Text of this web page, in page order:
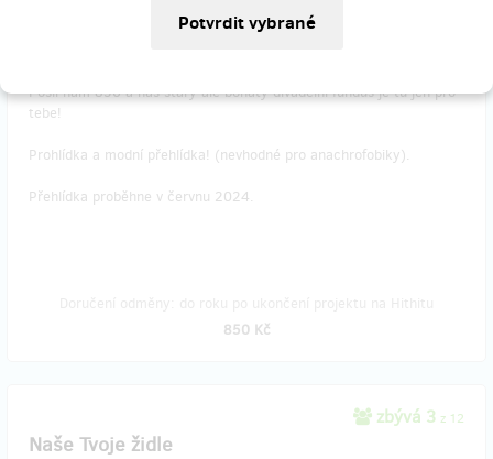
Pošli nám 850 a náš starý ale bohatý divadelní fundus je tu jen pro
tebe!
Prohlídka a modní přehlídka! (nevhodné pro anachrofobiky).
Přehlídka proběhne v červnu 2024.
850 Kč
zbývá 3 z 12
Naše Tvoje židle